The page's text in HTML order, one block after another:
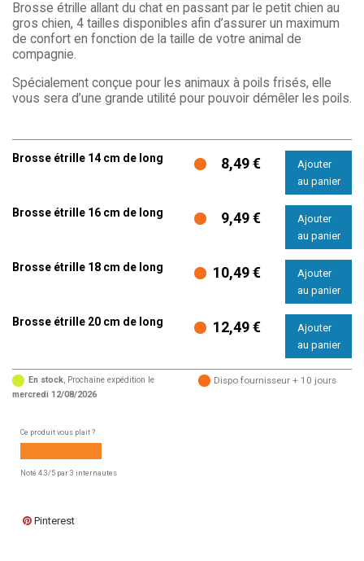
Brosse étrille allant du chat en passant par le petit chien au
gros chien, 4 tailles disponibles afin d’assurer un maximum
de confort en fonction de la taille de votre animal de
compagnie.
Spécialement conçue pour les animaux à poils frisés, elle
vous sera d’une grande utilité pour pouvoir démêler les poils.
Brosse étrille 14 cm de long 8,49 €
Brosse étrille 16 cm de long 9,49 €
Brosse étrille 18 cm de long 10,49 €
Brosse étrille 20 cm de long 12,49 €
En stock, Prochaine expédition le
mercredi 12/08/2026
Dispo fournisseur + 10 jours
Ce produit vous plait ?
Noté 4.3/5 par 3 internautes
Pinterest